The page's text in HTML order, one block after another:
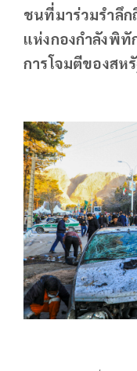
ชนที่มาร่วมรำลึก
แห่งกองกำลังพิทั
การโจมตีของสห